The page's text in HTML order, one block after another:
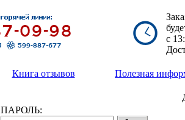
с
Книга отзывов Полезная
ПАРОЛЬ: